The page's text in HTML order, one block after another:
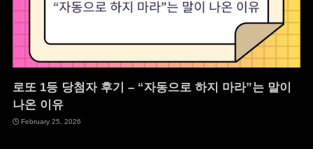
로또 1등 당첨자 후기 – “자동으로 하지 마라”는 말이
나온 이유
February 25, 2026